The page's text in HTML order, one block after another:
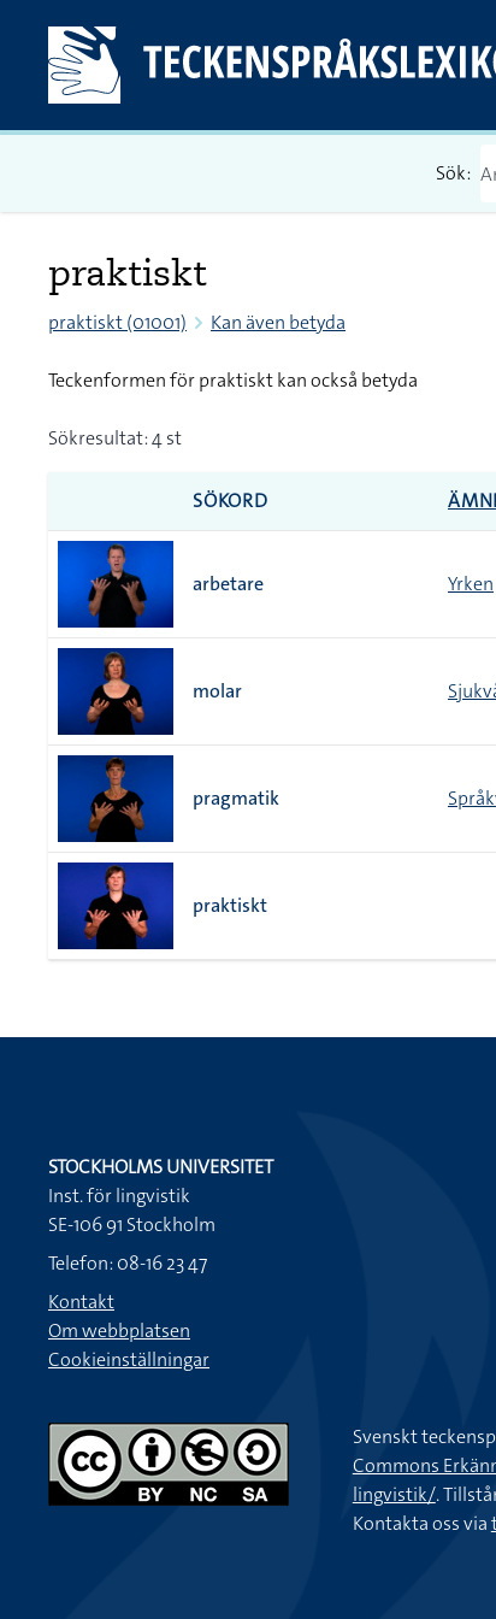
Sök:
praktiskt
praktiskt (01001) Kan även betyda
Teckenformen för praktiskt kan också betyda
Sökresultat: 4 st
SÖKORD
arbetare Yrken
molar
pragmatik
praktiskt
STOCKHOLMS UNIVERSITET
Inst. för lingvistik
SE-106 91 Stockholm
Telefon: 08-16 23 47
Kontakt
Om webbplatsen
Cookieinställningar
Svenskt
Commons
lingvistik/.
Kontakta oss via